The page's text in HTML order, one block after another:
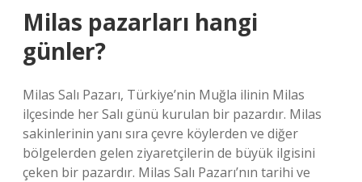
Milas pazarları hangi
günler?
Milas Salı Pazarı, Türkiye’nin Muğla ilinin Milas
ilçesinde her Salı günü kurulan bir pazardır. Milas
sakinlerinin yanı sıra çevre köylerden ve diğer
bölgelerden gelen ziyaretçilerin de büyük ilgisini
çeken bir pazardır. Milas Salı Pazarı’nın tarihi ve